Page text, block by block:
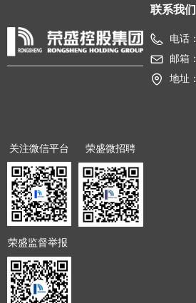
电话：
邮箱：
地址：
联系我们
荣盛微招聘
关注微信平台
荣盛监督举报